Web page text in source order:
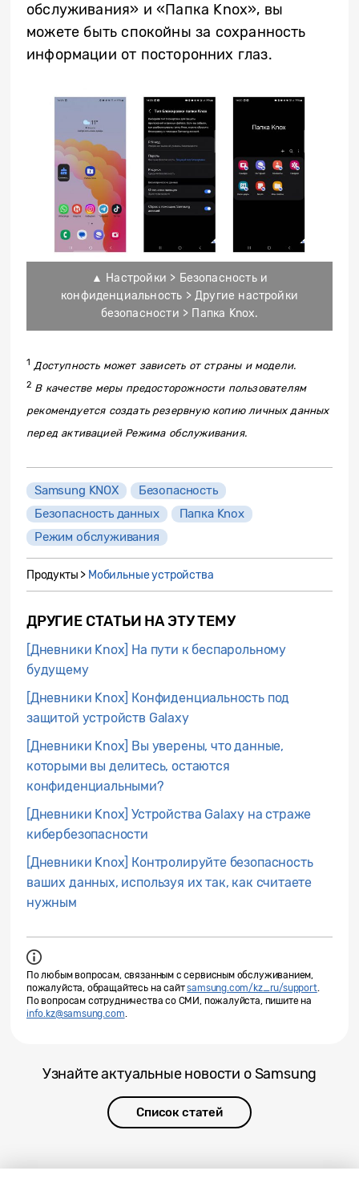
обслуживания» и «Папка Knox», вы
можете быть спокойны за сохранность
информации от посторонних глаз.
▲ Настройки > Безопасность и
конфиденциальность > Другие настройки
безопасности > Папка Knox.
1 Доступность может зависеть от страны и модели.
2 В качестве меры предосторожности пользователям
рекомендуется создать резервную копию личных данных
перед активацией Режима обслуживания.
Samsung KNOX
Безопасность
Безопасность данных
Папка Knox
Режим обслуживания
Продукты > Мобильные устройства
ДРУГИЕ СТАТЬИ НА ЭТУ ТЕМУ
[Дневники Knox] На пути к беспарольному
будущему
[Дневники Knox] Конфиденциальность под
защитой устройств Galaxy
[Дневники Knox] Вы уверены, что данные,
которыми вы делитесь, остаются
конфиденциальными?
[Дневники Knox] Устройства Galaxy на страже
кибербезопасности
[Дневники Knox] Контролируйте безопасность
ваших данных, используя их так, как считаете
нужным
По любым вопросам, связанным с сервисным обслуживанием,
пожалуйста, обращайтесь на сайтsamsung.com/kz_ru/support.
По вопросам сотрудничества со СМИ, пожалуйста, пишите на
info.kz@samsung.com.
Узнайте актуальные новости о Samsung
Список статей